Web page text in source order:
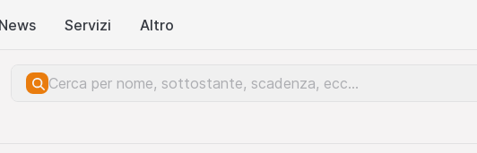
News Servizi Altro